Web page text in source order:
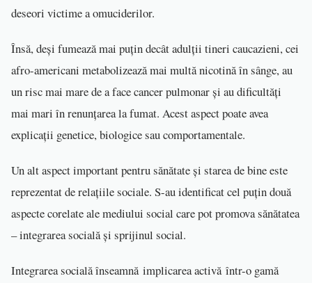
deseori victime a omuciderilor.
Însă, deși fumează mai puțin decât adulții tineri caucazieni, cei
afro-americani metabolizează mai multă nicotină în sânge, au
un risc mai mare de a face cancer pulmonar și au dificultăți
mai mari în renunțarea la fumat. Acest aspect poate avea
explicații genetice, biologice sau comportamentale.
Un alt aspect important pentru sănătate și starea de bine este
reprezentat de relațiile sociale. S-au identificat cel puțin două
aspecte corelate ale mediului social care pot promova sănătatea
– integrarea socială și sprijinul social.
Integrarea socială înseamnă implicarea activă într-o gamă